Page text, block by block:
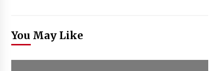
You May Like